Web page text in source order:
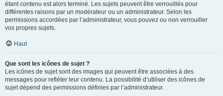
étant contenu est alors terminé. Les sujets peuvent être verrouillés pour
différentes raisons par un modérateur ou un administrateur. Selon les
permissions accordées par l’administrateur, vous pouvez ou non verrouiller
vos propres sujets.
Haut
Que sont les icônes de sujet ?
Les icônes de sujet sont des images qui peuvent être associées à des
messages pour refléter leur contenu. La possibilité d’utiliser des icônes de
sujet dépend des permissions définies par l’administrateur.